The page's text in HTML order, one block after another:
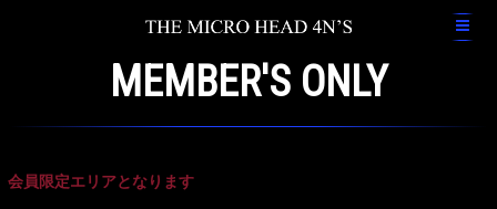
MEMBER'S ONLY
会員限定エリアとなります